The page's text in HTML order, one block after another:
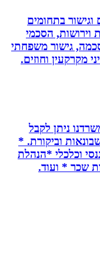
בתחומים
הסכמי
גישור משפחתי
וחוזים.
ניתן לקבל
וביקורת. *
*הנהלת
* ועוד.